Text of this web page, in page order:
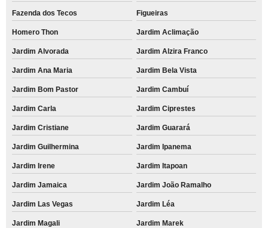
Fazenda dos Tecos Figueiras
Homero Thon Jardim Aclimação
Jardim Alvorada Jardim Alzira Franco
Jardim Ana Maria Jardim Bela Vista
Jardim Bom Pastor Jardim Cambuí
Jardim Carla Jardim Ciprestes
Jardim Cristiane Jardim Guarará
Jardim Guilhermina Jardim Ipanema
Jardim Irene Jardim Itapoan
Jardim Jamaica Jardim João Ramalho
Jardim Las Vegas Jardim Léa
Jardim Magali Jardim Marek